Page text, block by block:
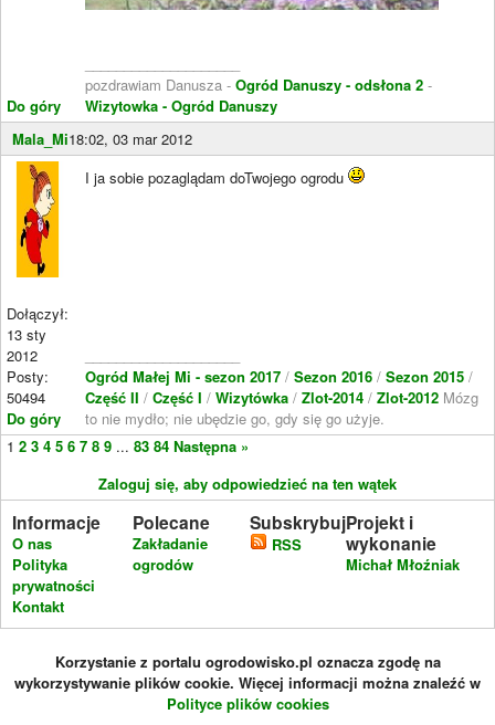
Do góry
pozdrawiam Danusza - Ogród Danuszy - odsłona 2 -
Wizytowka - Ogród Danuszy
Mala_Mi18:02, 03 mar 2012
Dołączył:
13 sty
2012
Posty:
50494
Do góry
I ja sobie pozaglądam doTwojego ogrodu
Ogród Małej Mi - sezon 2017 / Sezon 2016 / Sezon 2015 /
Część II / Część I / Wizytówka / Zlot-2014 / Zlot-2012 Mózg
to nie mydło; nie ubędzie go, gdy się go użyje.
1 2 3 4 5 6 7 8 9 ... 83 84 Następna »
Zaloguj się, aby odpowiedzieć na ten wątek
Informacje
O nas
Polityka
prywatności
Kontakt
Polecane
Zakładanie
ogrodów
Subskrybuj
RSS
Projekt i
wykonanie
Michał Młoźniak
Korzystanie z portalu ogrodowisko.pl oznacza zgodę na
wykorzystywanie plików cookie. Więcej informacji można znaleźć w
Polityce plików cookies